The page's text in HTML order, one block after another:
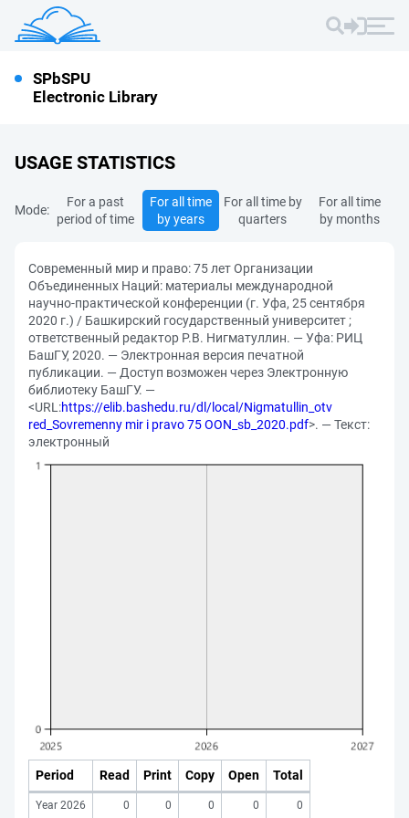
SPbSPU
Electronic Library
USAGE STATISTICS
Mode:
For a past
period of time
For all time
by years
For all time by
quarters
For all time
by months
Современный мир и право: 75 лет Организации
Объединенных Наций: материалы международной
научно-практической конференции (г. Уфа, 25 сентября
2020 г.) / Башкирский государственный университет ;
ответственный редактор Р.В. Нигматуллин. — Уфа: РИЦ
БашГУ, 2020. — Электронная версия печатной
публикации. — Доступ возможен через Электронную
библиотеку БашГУ. —
<URL:https://elib.bashedu.ru/dl/local/Nigmatullin_otv
red_Sovremenny mir i pravo 75 OON_sb_2020.pdf>. — Текст:
электронный
Period Read Print Copy Open Total
Year 2026 0 0 0 0 0